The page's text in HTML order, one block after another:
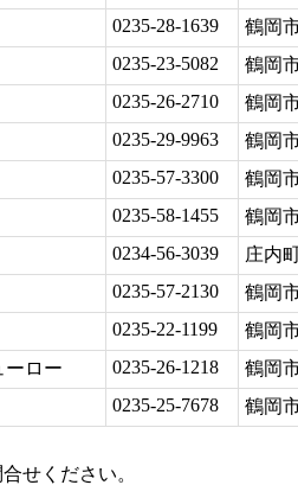
0235-28-1639
鶴岡
0235-23-5082
鶴岡
0235-26-2710
鶴岡
0235-29-9963
鶴岡
0235-57-3300
鶴岡
0235-58-1455
鶴岡
0234-56-3039
庄内
0235-57-2130
鶴岡
0235-22-1199
鶴岡
ーロー
0235-26-1218
鶴岡
0235-25-7678 鶴岡
せください。